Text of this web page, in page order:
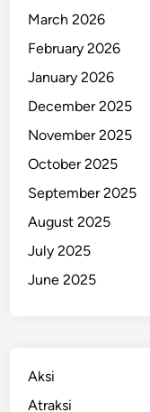
March 2026
February 2026
January 2026
December 2025
November 2025
October 2025
September 2025
August 2025
July 2025
June 2025
Aksi
Atraksi